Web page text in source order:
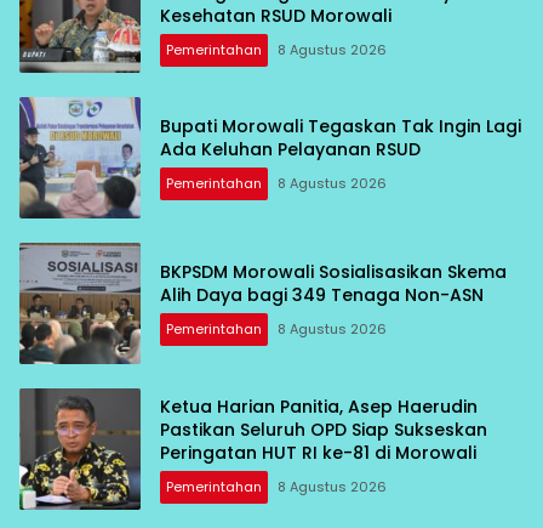
Kesehatan RSUD Morowali
Pemerintahan 8 Agustus 2026
Bupati Morowali Tegaskan Tak Ingin Lagi
Ada Keluhan Pelayanan RSUD
Pemerintahan 8 Agustus 2026
BKPSDM Morowali Sosialisasikan Skema
Alih Daya bagi 349 Tenaga Non-ASN
Pemerintahan 8 Agustus 2026
Ketua Harian Panitia, Asep Haerudin
Pastikan Seluruh OPD Siap Sukseskan
Peringatan HUT RI ke-81 di Morowali
Pemerintahan 8 Agustus 2026